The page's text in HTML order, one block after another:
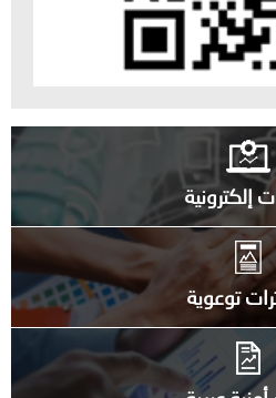
إلكترونية
توعوية